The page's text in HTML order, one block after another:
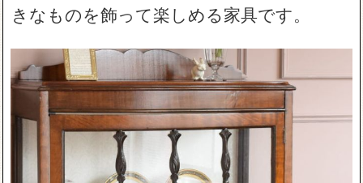
きなものを飾って楽しめる家具です。